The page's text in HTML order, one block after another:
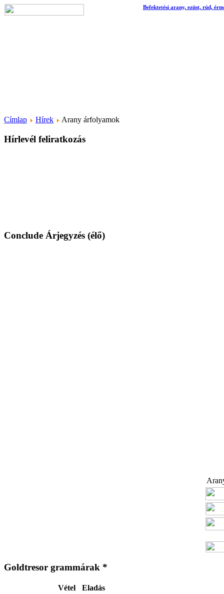
Befektetési arany, ezüst, rúd,
Címlap Hírek Arany árfolyamok
Hírlevél feliratkozás
Conclude Árjegyzés (élő)
Goldtresor grammárak *
Vétel
Eladás